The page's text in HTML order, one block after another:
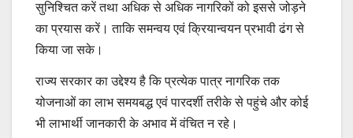
सुनिश्चित करें तथा अधिक से अधिक नागरिकों को इससे जोड़ने
का प्रयास करें। ताकि समन्वय एवं क्रियान्वयन प्रभावी ढंग से
किया जा सके।
राज्य सरकार का उद्देश्य है कि प्रत्येक पात्र नागरिक तक
योजनाओं का लाभ समयबद्ध एवं पारदर्शी तरीके से पहुंचे और कोई
भी लाभार्थी जानकारी के अभाव में वंचित न रहे।